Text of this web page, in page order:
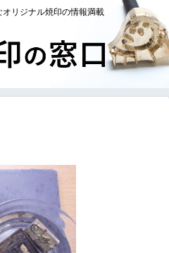
リジナル焼印の情報満載